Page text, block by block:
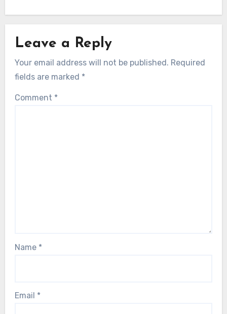
Leave a Reply
Your email address will not be published. Required
fields are marked *
Comment *
Name *
Email *